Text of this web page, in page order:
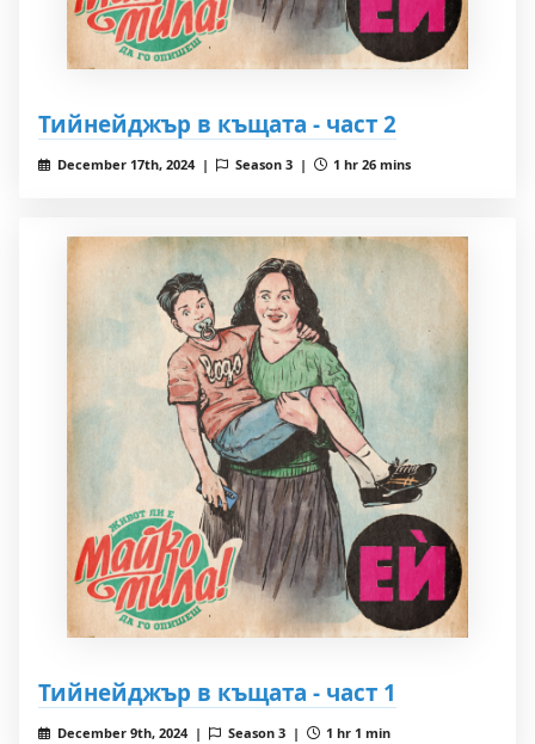
Тийнейджър в къщата - част 2
December 17th, 2024 | Season 3 | 1 hr 26 mins
Тийнейджър в къщата - част 1
December 9th, 2024 | Season 3 | 1 hr 1 min